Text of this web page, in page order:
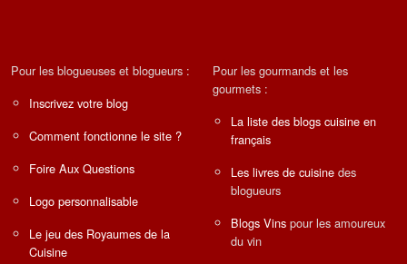
Pour les blogueuses et blogueurs :
Inscrivez votre blog
Comment fonctionne le site ?
Foire Aux Questions
Logo personnalisable
Le jeu des Royaumes de la
Cuisine
Pour les gourmands et les
gourmets :
La liste des blogs cuisine en
français
Les livres de cuisine des
blogueurs
Blogs Vins pour les amoureux
du vin